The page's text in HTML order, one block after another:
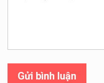
Gửi bình luận